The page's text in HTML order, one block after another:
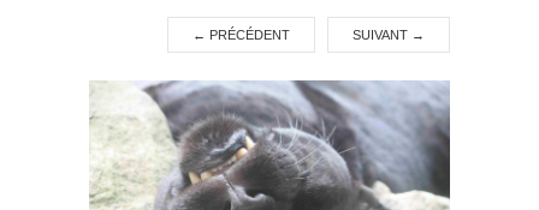
← PRÉCÉDENT SUIVANT →